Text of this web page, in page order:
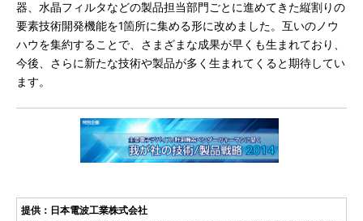
器、水晶フィルタなどの製品担当部門ごとに進めてきた縦割りの
要素技術開発機能を1箇所に集める形に改めました。互いのノウ
ハウを集約することで、さまざまな成果が早くも生まれており、
今後、さらに新たな技術や製品が多く生まれてくると期待してい
ます。
提供：日本電波工業株式会社